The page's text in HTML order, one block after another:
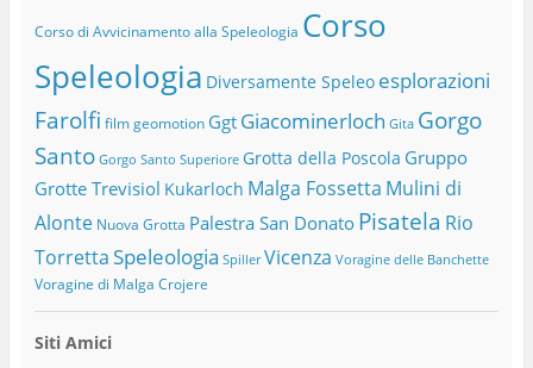
Corso di Avvicinamento alla Speleologia Corso
Speleologia Diversamente Speleo esplorazioni
Farolfi film geomotion Ggt Giacominerloch Gita Gorgo
Santo Gorgo Santo Superiore Grotta della Poscola Gruppo
Grotte Trevisiol Kukarloch Malga Fossetta Mulini di
Alonte Nuova Grotta Palestra San Donato Pisatela Rio
TorrettaSpeleologia Spiller Vicenza Voragine delle Banchette
Voragine di Malga Crojere
Siti Amici